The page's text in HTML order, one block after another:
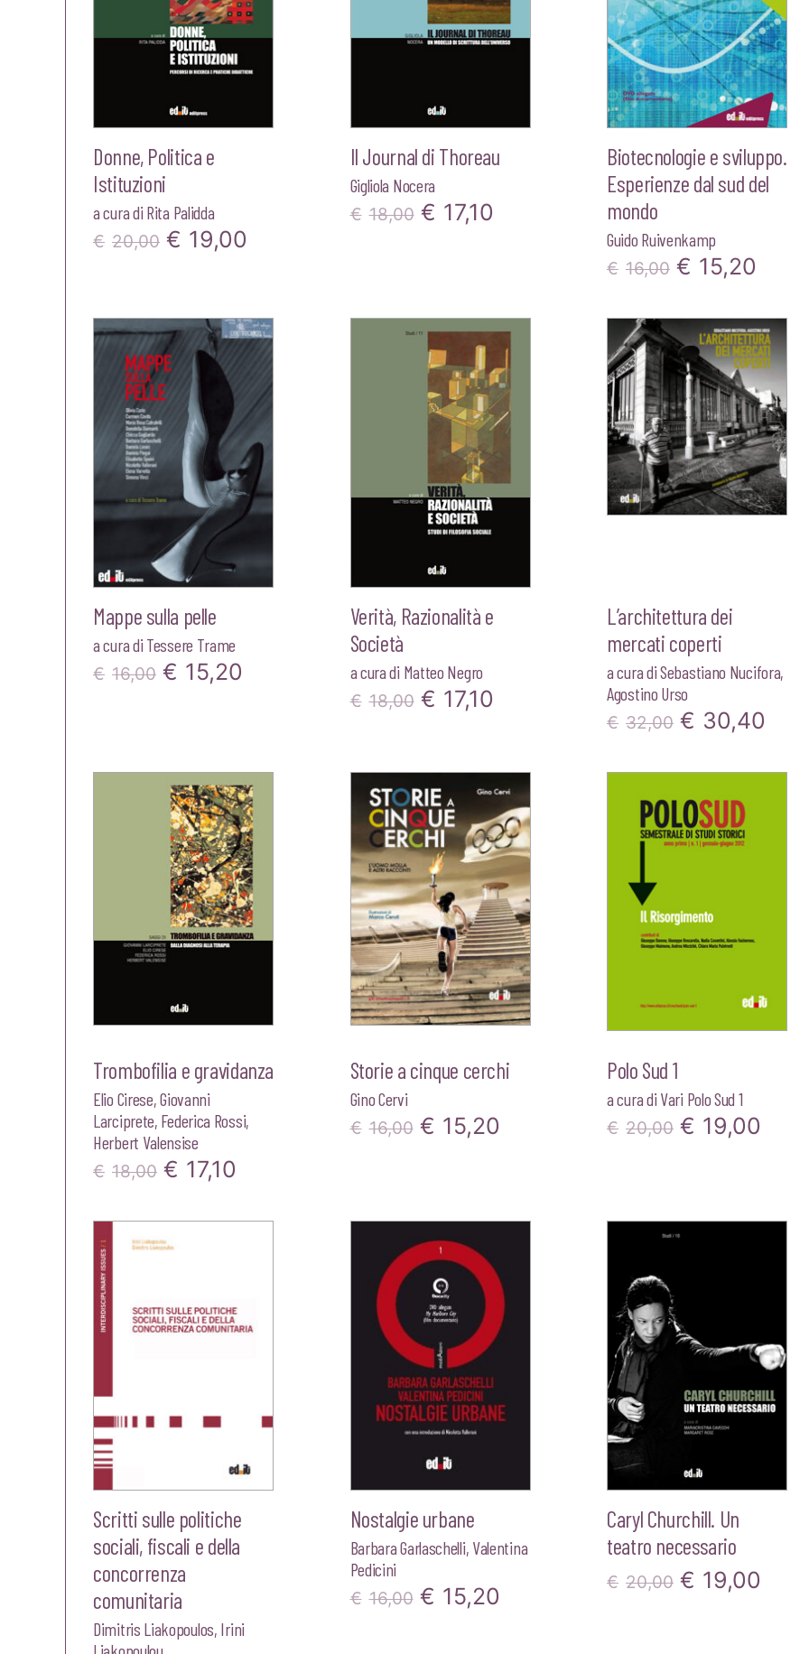
Donne, Politica e
Istituzioni
a cura di Rita Palidda
€ 20,00 Il
era:
€20,00.
€ 19,00
è:
Il Journal di Thoreau
Gigliola Nocera
€ 18,00 Il
era:
€18,00.
€ 17,10
è:
€17,10.
Biotecnologie e sviluppo.
Esperienze dal sud del
mondo
Guido Ruivenkamp
€ 16,00 Il
originale
era:
€16,00.
€ 15,20
è:
Mappe sulla pelle
a cura di Tessere Trame
€ 16,00 Il
era:
€16,00.
€ 15,20
è:
€15,20.
Verità, Razionalità e
Società
a cura di Matteo Negro
€ 18,00 Il
originale
era:
€18,00.
€ 17,10
attuale
è:
€17,10.
L’architettura dei
mercati coperti
a cura diSebastiano Nucifora,
Agostino Urso
€ 32,00 Il
era:
€32,00.
€ 30,40
Trombofilia e gravidanza
Elio Cirese,Giovanni
Larciprete, Federica Rossi,
Herbert Valensise
€ 18,00 Il
originale
€18,00.
€ 17,10
€17,10.
Storie a cinque cerchi
Gino Cervi
€ 16,00 Il
era:
€16,00.
€ 15,20
è:
Polo Sud 1
a cura di Vari Polo Sud 1
€ 20,00 Il
era:
€ 19,00
è:
Scritti sulle politiche
sociali, fiscali e della
concorrenza
comunitaria
Dimitris Liakopoulos, Irini
Nostalgie urbane
Barbara Garlaschelli, Valentina
Pedicini
€ 16,00 Il
€ 15,20
Caryl Churchill. Un
teatro necessario
€ 20,00 Il
€ 19,00